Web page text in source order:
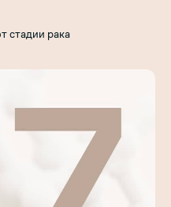
стадии рака